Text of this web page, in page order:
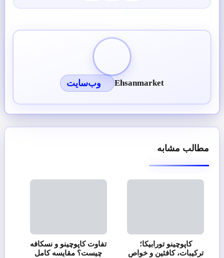
Ehsanmarket وب‌سایت
مطالب مشابه
کاپوچینو تورابیکا؛
ترکیبات، کافئین و خواص
تفاوت کاپوچینو و نسکافه
چیست؟ مقایسه کامل